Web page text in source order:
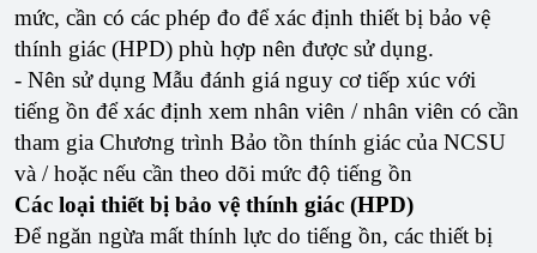
mức, cần có các phép đo để xác định thiết bị bảo vệ
thính giác (HPD) phù hợp nên được sử dụng.
- Nên sử dụng Mẫu đánh giá nguy cơ tiếp xúc với
tiếng ồn để xác định xem nhân viên / nhân viên có cần
tham gia Chương trình Bảo tồn thính giác của NCSU
và / hoặc nếu cần theo dõi mức độ tiếng ồn
Các loại thiết bị bảo vệ thính giác (HPD)
Để ngăn ngừa mất thính lực do tiếng ồn, các thiết bị